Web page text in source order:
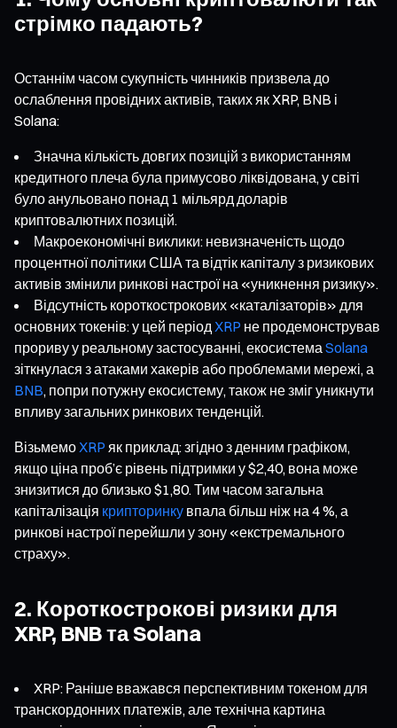
стрімко падають?
Останнім часом сукупність чинників призвела до
ослаблення провідних активів, таких як XRP, BNB і
Solana:
Значна кількість довгих позицій з використанням
кредитного плеча була примусово ліквідована, у світі
було анульовано понад 1 мільярд доларів
криптовалютних позицій.
Макроекономічні виклики: невизначеність щодо
процентної політики США та відтік капіталу з ризикових
активів змінили ринкові настрої на «уникнення ризику».
Відсутність короткострокових «каталізаторів» для
основних токенів: у цей період XRP не продемонстрував
прориву у реальному застосуванні, екосистема Solana
зіткнулася з атаками хакерів або проблемами мережі, а
BNB, попри потужну екосистему, також не зміг уникнути
впливу загальних ринкових тенденцій.
Візьмемо XRP як приклад: згідно з денним графіком,
якщо ціна проб’є рівень підтримки у $2,40, вона може
знизитися до близько $1,80. Тим часом загальна
капіталізація крипторинку впала більш ніж на 4 %, а
ринкові настрої перейшли у зону «екстремального
страху».
2. Короткострокові ризики для
XRP, BNB та Solana
XRP: Раніше вважався перспективним токеном для
транскордонних платежів, але технічна картина